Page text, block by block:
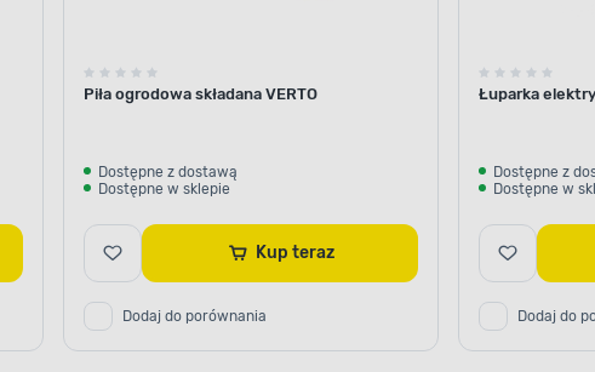
Piła ogrodowa składana VERTO
Dostępne z dostawą
Dostępne w sklepie
Kup teraz
Dodaj do porównania
Łuparka
Dostępne z
Dostępne w
Dodaj do